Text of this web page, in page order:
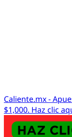
Caliente.mx -
$1,000. Haz clic